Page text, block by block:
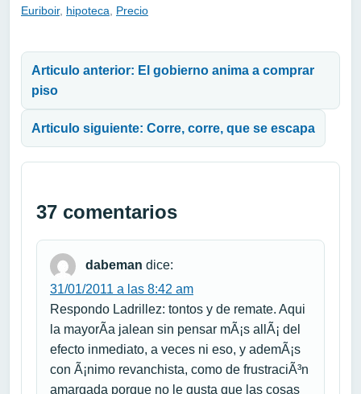
Euriboir, hipoteca Precio
Articulo anterior: El gobierno anima a comprar
piso
Articulo siguiente: Corre, corre, que se escapa
37 comentarios
dabeman dice:
31/01/2011 a las 8:42 am
Respondo Ladrillez: tontos y de remate. Aqui
la mayorÃ­a jalean sin pensar mÃ¡s allÃ¡ del
efecto inmediato, a veces ni eso, y ademÃ¡s
con Ã¡nimo revanchista, como de frustraciÃ³n
amargada porque no le gusta que las cosas